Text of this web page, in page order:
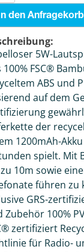
den Anfragekorb
5W-
100% FSC®
ABS und
auf dem
der
1200mAh-
spielt. Mit
10m sowie
führen zu
GRS-
Zubehör 100%
zertifiziert
für Radio-